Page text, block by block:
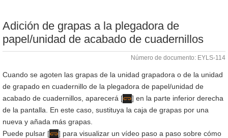
Adición de grapas a la plegadora de
papel/unidad de acabado de cuadernillos
Número de documento: EYLS-114
Cuando se agoten las grapas de la unidad grapadora o de la unidad
de grapado en cuadernillo de la plegadora de papel/unidad de
acabado de cuadernillos, aparecerá [
] en la parte inferior derecha
de la pantalla. En este caso, sustituya la caja de grapas por una
nueva y añada más grapas.
Puede pulsar [
] para visualizar un vídeo paso a paso sobre cómo